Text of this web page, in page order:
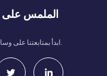
الملمس على
ابدأ بمتابعتنا على وسائل التواصل الاجتماعي وكن أول من يعرف.